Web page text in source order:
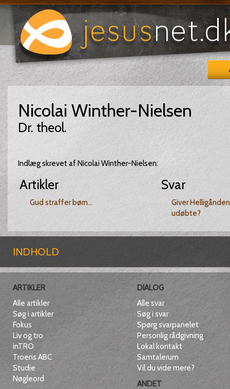
Nicolai Winther-Nielsen
Dr. theol.
Indlæg skrevet af Nicolai Winther-Nielsen:
Artikler
Gud straffer børn...
Svar
Giver
udøbte?
INDHOLD
ARTIKLER
Alle artikler
Søg i artikler
Fokus
Liv og tro
inTRO
Troens ABC
Studie
Nøgleord
DIALOG
Alle svar
Søg i svar
Spørg svarpanelet
Personlig rådgivning
Lokal kontakt
Samtalerum
Vil du vide mere?
ANDET